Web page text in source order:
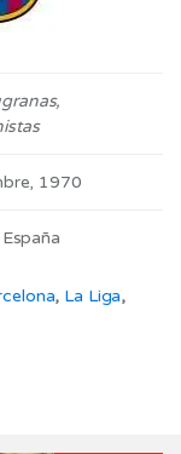
1970
, La Liga,